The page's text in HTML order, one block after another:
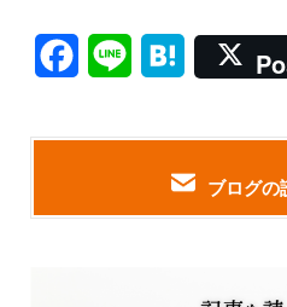
Facebook
Line Hatena
ブログの